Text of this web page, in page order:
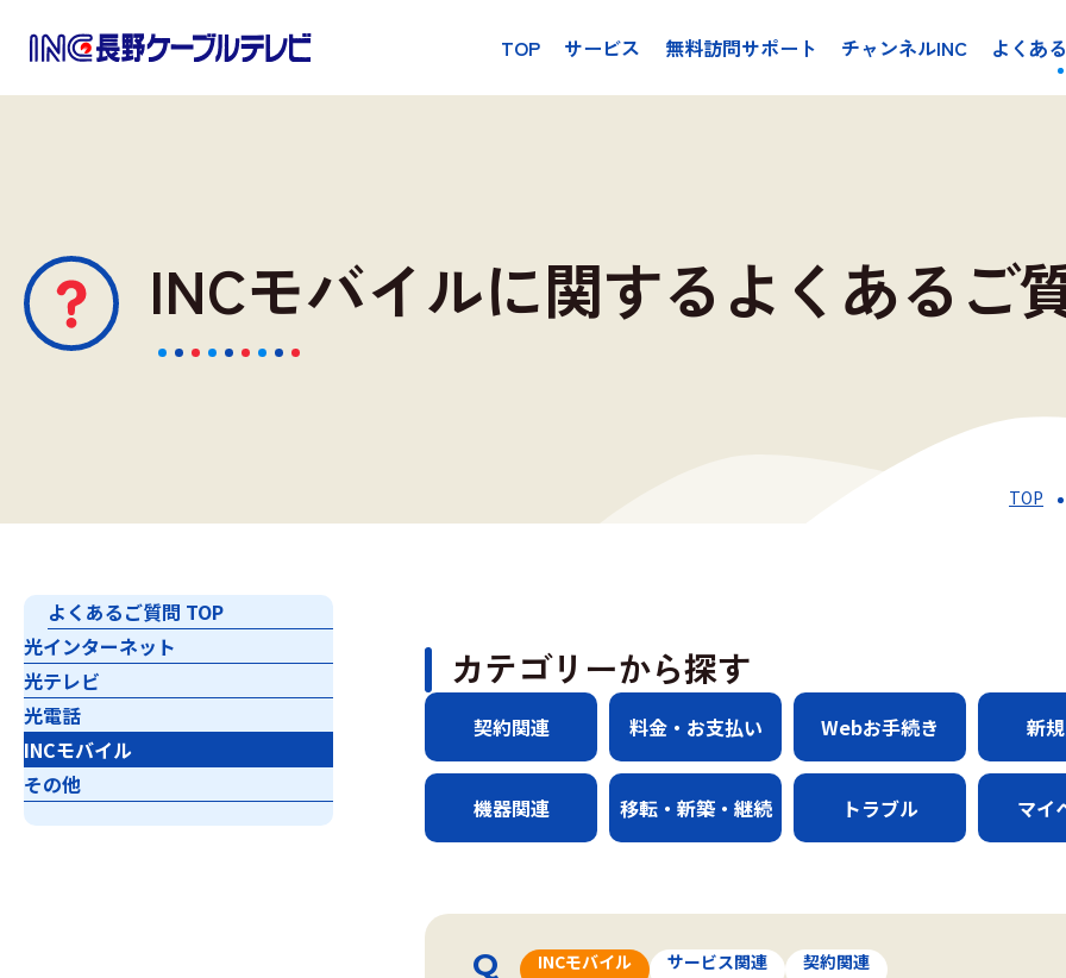
TOP サービス 無料訪問サポート チャンネルINC よくあ
INCモバイルに関するよくあるご
TOP
カテゴリーから探す
契約関連 料金・お支払い Webお手続き 新
機器関連 移転・新築・継続 トラブル マイ
INCモバイル サービス関連 契約関連
よくあるご質問 TOP
光インターネット
光テレビ
光電話
INCモバイル
その他